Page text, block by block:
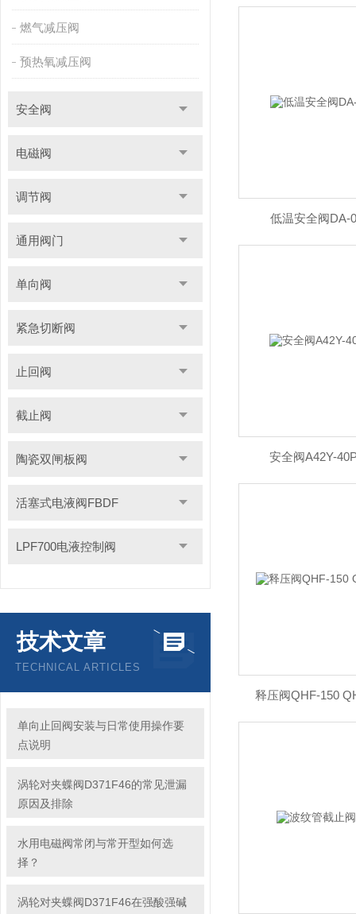
燃气减压阀
预热氧减压阀
安全阀
电磁阀
调节阀
通用阀门
单向阀
紧急切断阀
止回阀
截止阀
陶瓷双闸板阀
活塞式电液阀FBDF
LPF700电液控制阀
技术文章
TECHNICAL ARTICLES
单向止回阀安装与日常使用操作要
点说明
涡轮对夹蝶阀D371F46的常见泄漏
原因及排除
水用电磁阀常闭与常开型如何选
择？
涡轮对夹蝶阀D371F46在强酸强碱
低温安全阀DA-
安全阀A42Y-
释压阀QHF-150